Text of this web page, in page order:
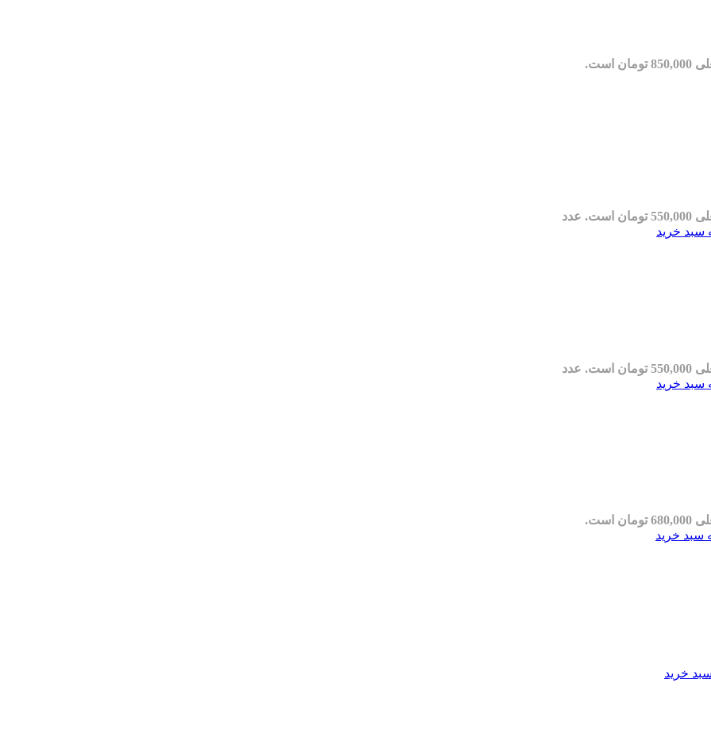
است.
است.
عدد
سبد خرید
است.
عدد
سبد خرید
است.
سبد خرید
خرید